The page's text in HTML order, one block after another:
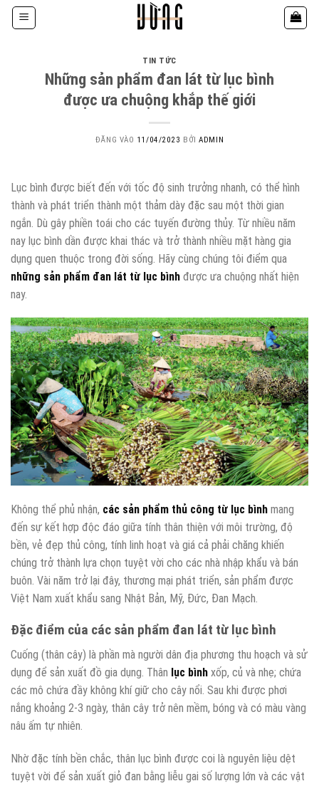
qua
TIN TỨC
Những sản phẩm đan lát từ lục bình
được ưa chuộng khắp thế giới
ĐĂNG VÀO 11/04/2023 BỞIADMIN
Lục bình được biết đến với tốc độ sinh trưởng nhanh, có thể hình
thành và phát triển thành một thảm dày đặc sau một thời gian
ngắn. Dù gây phiền toái cho các tuyến đường thủy. Từ nhiều năm
nay lục bình dần được khai thác và trở thành nhiều mặt hàng gia
dụng quen thuộc trong đời sống. Hãy cùng chúng tôi điểm qua
những sản phẩm đan lát từ lục bình được ưa chuộng nhất hiện
nay.
Không thể phủ nhận, các sản phẩm thủ công từ lục bình mang
đến sự kết hợp độc đáo giữa tính thân thiện với môi trường, độ
bền, vẻ đẹp thủ công, tính linh hoạt và giá cả phải chăng khiến
chúng trở thành lựa chọn tuyệt vời cho các nhà nhập khẩu và bán
buôn. Vài năm trở lại đây, thương mại phát triển, sản phẩm được
Việt Nam xuất khẩu sang Nhật Bản, Mỹ, Đức, Đan Mạch.
Đặc điểm của các sản phẩm đan lát từ lục bình
Cuống (thân cây) là phần mà người dân địa phương thu hoạch và sử
dụng để sản xuất đồ gia dụng. Thân lục bình xốp, củ và nhẹ; chứa
các mô chứa đầy không khí giữ cho cây nổi. Sau khi được phơi
nắng khoảng 2-3 ngày, thân cây trở nên mềm, bóng và có màu vàng
nâu ấm tự nhiên.
Nhờ đặc tính bền chắc, thân lục bình được coi là nguyên liệu dệt
tuyệt vời để sản xuất giỏ đan bằng liễu gai số lượng lớn và các vật